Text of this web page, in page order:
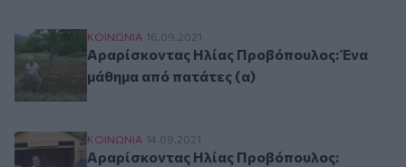
Αραρίσκοντας Ηλίας Προβόπουλος: Ένα
ΚΟΙΝΩΝΙΑ 16.09.2021
Αραρίσκοντας Ηλίας Προβόπουλος: Ένα
μάθημα από πατάτες (α)
Αραρίσκοντας Ηλίας Προβόπουλος: Δρόμοι
ΚΟΙΝΩΝΙΑ 14.09.2021
Αραρίσκοντας Ηλίας Προβόπουλος: